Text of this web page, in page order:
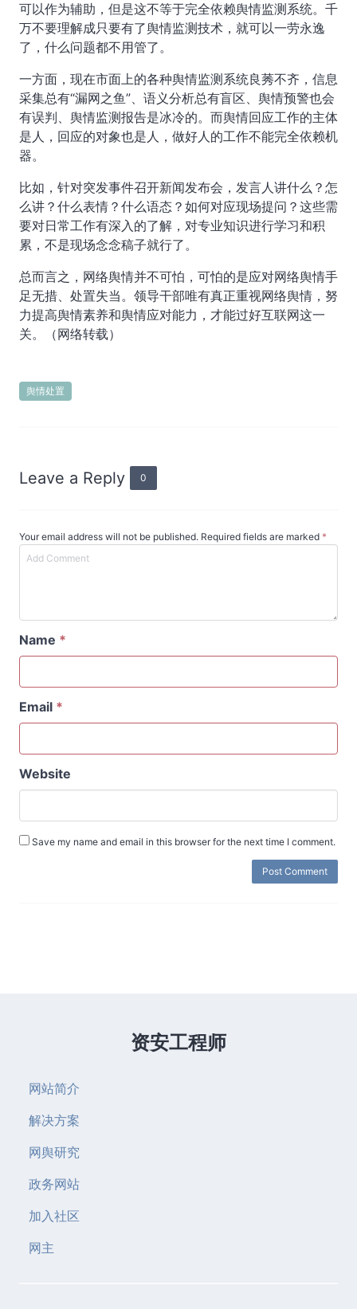
可以作为辅助，但是这不等于完全依赖舆情监测系统。千
万不要理解成只要有了舆情监测技术，就可以一劳永逸
了，什么问题都不用管了。
一方面，现在市面上的各种舆情监测系统良莠不齐，信息
采集总有“漏网之鱼”、语义分析总有盲区、舆情预警也会
有误判、舆情监测报告是冰冷的。而舆情回应工作的主体
是人，回应的对象也是人，做好人的工作不能完全依赖机
器。
比如，针对突发事件召开新闻发布会，发言人讲什么？怎
么讲？什么表情？什么语态？如何对应现场提问？这些需
要对日常工作有深入的了解，对专业知识进行学习和积
累，不是现场念念稿子就行了。
总而言之，网络舆情并不可怕，可怕的是应对网络舆情手
足无措、处置失当。领导干部唯有真正重视网络舆情，努
力提高舆情素养和舆情应对能力，才能过好互联网这一
关。（网络转载）
舆情处置
Leave a Reply 0
Your email address will not be published. Required fields are marked *
Name *
Email *
Website
Save my name and email in this browser for the next time I comment.
资安工程师
网站简介
解决方案
网舆研究
政务网站
加入社区
网主